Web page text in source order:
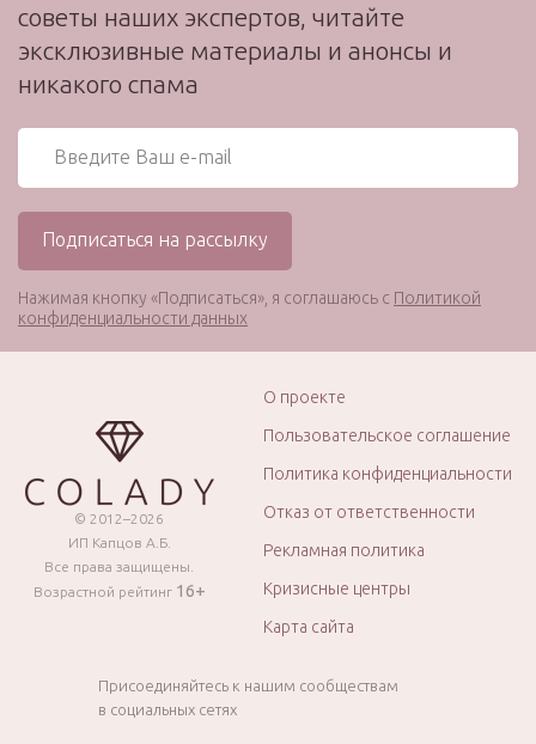
советы наших экспертов, читайте
эксклюзивные материалы и анонсы и
никакого спама
Нажимая кнопку «Подписаться», я соглашаюсь с Политикой
конфиденциальности данных
© 2012–2026
ИП Капцов А.Б.
Все права защищены.
Возрастной рейтинг 16+
О проекте
Пользовательское соглашение
Политика конфиденциальности
Отказ от ответственности
Рекламная политика
Кризисные центры
Карта сайта
Присоединяйтесь к нашим сообществам
в социальных сетях